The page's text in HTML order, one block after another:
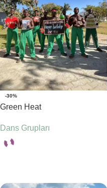
-30%
Green Heat
Dans Grupları